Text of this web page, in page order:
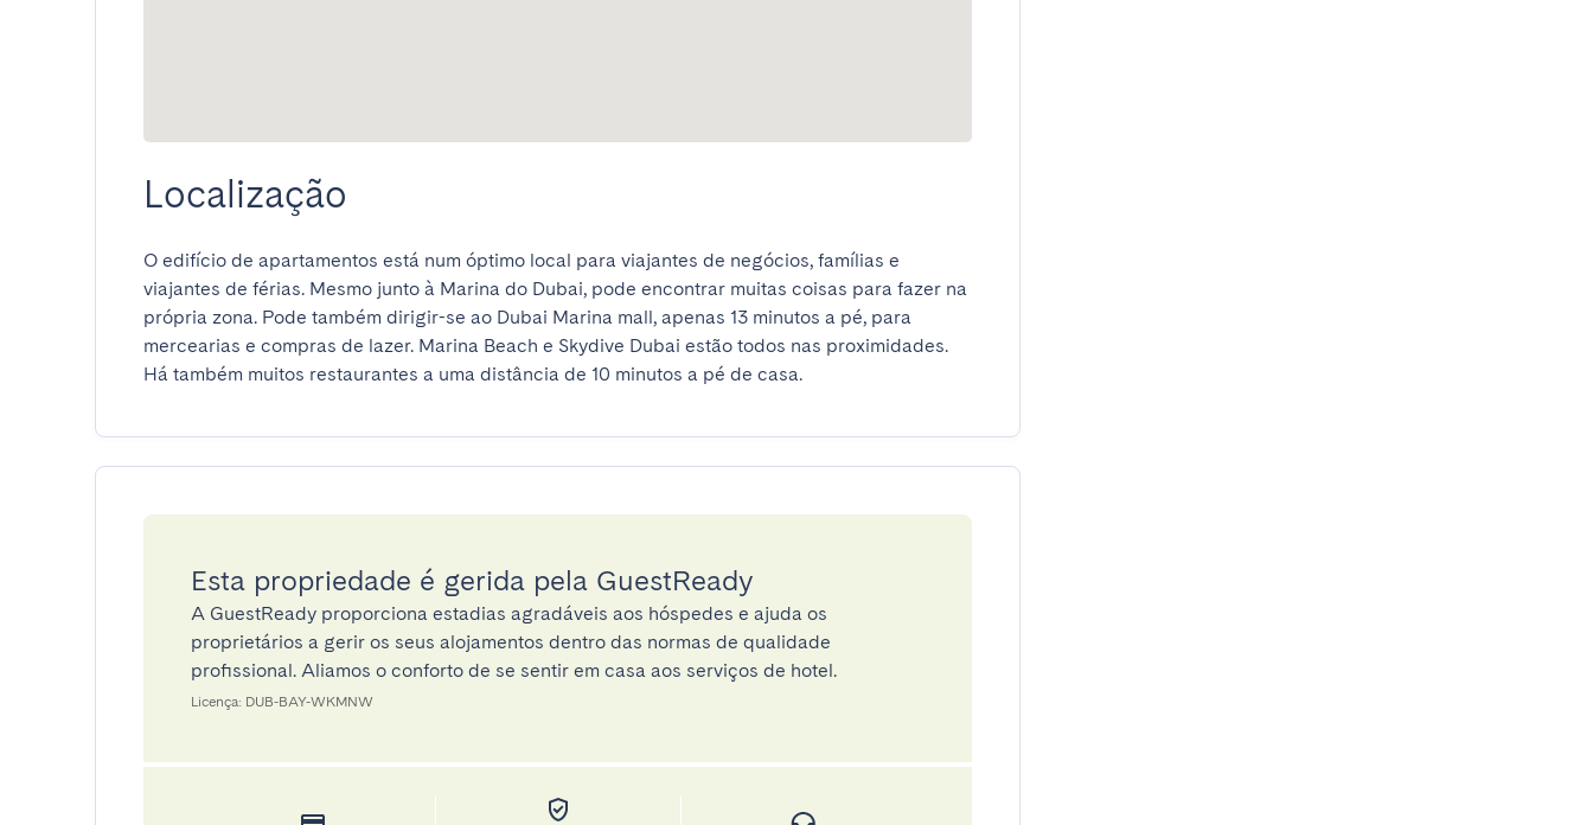
Localização
O edifício de apartamentos está num óptimo local para viajantes de negócios, famílias e
viajantes de férias. Mesmo junto à Marina do Dubai, pode encontrar muitas coisas para fazer na
própria zona. Pode também dirigir-se ao Dubai Marina mall, apenas 13 minutos a pé, para
mercearias e compras de lazer. Marina Beach e Skydive Dubai estão todos nas proximidades.
Há também muitos restaurantes a uma distância de 10 minutos a pé de casa.
Esta propriedade é gerida pela GuestReady
A GuestReady proporciona estadias agradáveis aos hóspedes e ajuda os
proprietários a gerir os seus alojamentos dentro das normas de qualidade
profissional. Aliamos o conforto de se sentir em casa aos serviços de hotel.
Licença: DUB-BAY-WKMNW